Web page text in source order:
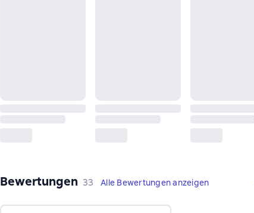
Bewertungen 33 Bewertungen
33 Alle Bewertungen anzeigen